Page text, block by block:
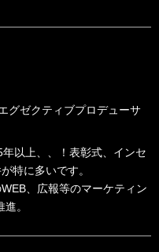
グゼクティブプロデューサ
以上、、！表彰式、インセ
特に多いです。
、広報等のマーケティン
。